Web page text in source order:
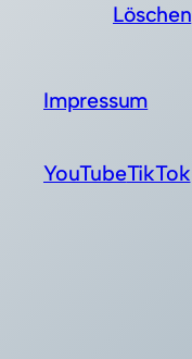
Löschen
Impressum
YouTubeTikTok